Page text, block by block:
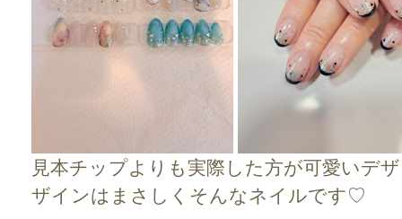
見本チップよりも実際した方が可愛いデ
ザインはまさしくそんなネイルです♡